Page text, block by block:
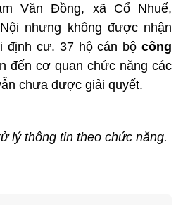
Văn Đồng, xã Cổ Nhuế,
nhưng không được nhận
định cư. 37 hộ cán bộ công
đến cơ quan chức năng các
chưa được giải quyết.
lý thông tin theo chức năng.